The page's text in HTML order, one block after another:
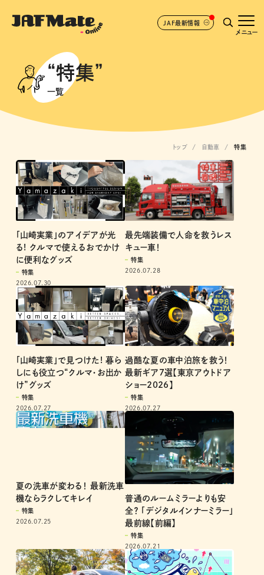
JAF最新情報
メニュー
“特集”
一覧
トップ 自動車 特集
「山崎実業」のアイデアが光
る! クルマで使えるおでかけ
に便利なグッズ
特集
2026.07.30
最先端装備で人命を救うレス
キュー車！
特集
2026.07.28
「山崎実業」で見つけた! 暮ら
しにも役立つ“クルマ・お出か
け”グッズ
特集
2026.07.27
過酷な夏の車中泊旅を救う！
最新ギア7選【東京アウトドア
ショー2026】
特集
2026.07.27
夏の洗車が変わる！ 最新洗車
機ならラクしてキレイ
特集
2026.07.25
普通のルームミラーよりも安
全？ 「デジタルインナーミラー」
最前線【前編】
特集
2026.07.21